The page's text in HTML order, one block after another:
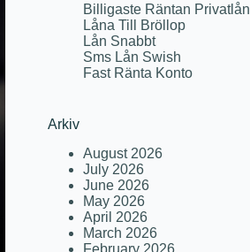
Billigaste Räntan Privatlån
Låna Till Bröllop
Lån Snabbt
Sms Lån Swish
Fast Ränta Konto
Arkiv
August 2026
July 2026
June 2026
May 2026
April 2026
March 2026
February 2026